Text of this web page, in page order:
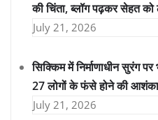
की चिंता, ब्लॉग पढ़कर सेहत
July 21, 2026
सिक्किम में निर्माणाधीन सुरंग
27 लोगों के फंसे होने की आशंका,
July 21, 2026